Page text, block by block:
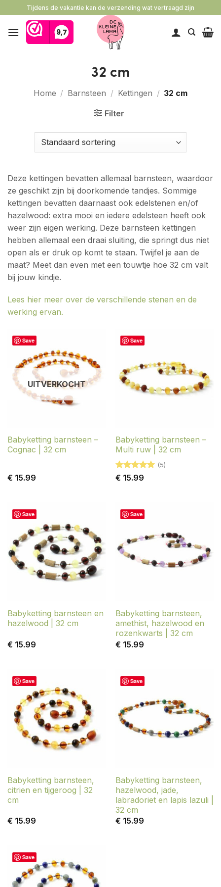
naar
inhoud
Tijdens de vakantie kan de verzending wat vertraagd zijn
32 cm
Home / Barnsteen / Kettingen / 32 cm
Filter
Deze kettingen bevatten allemaal barnsteen, waardoor
ze geschikt zijn bij doorkomende tandjes. Sommige
kettingen bevatten daarnaast ook edelstenen en/of
hazelwood: extra mooi en iedere edelsteen heeft ook
weer zijn eigen werking. Deze barnsteen kettingen
hebben allemaal een draai sluiting, die springt dus niet
open als er druk op komt te staan. Twijfel je aan de
maat? Meet dan even met een touwtje hoe 32 cm valt
bij jouw kindje.
Lees hier meer over de verschillende stenen en de
werking ervan.
Save
UITVERKOCHT
Babyketting barnsteen –
Cognac | 32 cm
€ 15.99
Save
Babyketting barnsteen –
Multi ruw | 32 cm
Gewaardeerd
(5)
€ 15.99
Save
Babyketting barnsteen en
hazelwood | 32 cm
€ 15.99
Save
Babyketting barnsteen,
amethist, hazelwood en
rozenkwarts | 32 cm
€ 15.99
Save
Babyketting barnsteen,
citrien en tijgeroog | 32
cm
€ 15.99
Save
Babyketting barnsteen,
hazelwood, jade,
labradoriet en lapis lazuli |
32 cm
€ 15.99
Save